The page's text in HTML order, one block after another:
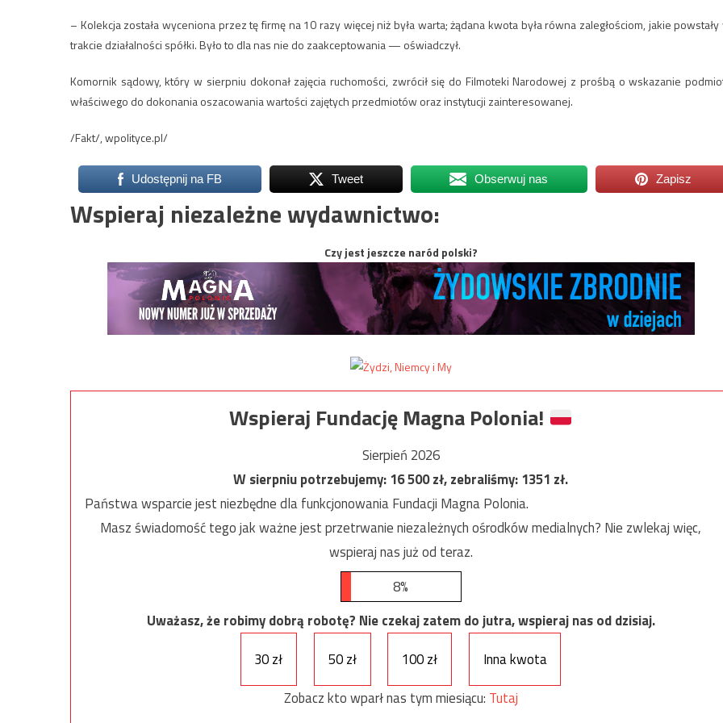
– Kolekcja została wyceniona przez tę firmę na 10 razy więcej niż była warta; żądana kwota była równa zaległościom, jakie
trakcie działalności spółki. Było to dla nas nie do zaakceptowania — oświadczył.
Komornik sądowy, który w sierpniu dokonał zajęcia ruchomości, zwrócił się do Filmoteki Narodowej z prośbą o wskazanie
właściwego do dokonania oszacowania wartości zajętych przedmiotów oraz instytucji zainteresowanej.
/Fakt/, wpolityce.pl/
Udostępnij na FB Tweet Obserwuj nas Zapisz
Wspieraj niezależne wydawnictwo:
Czy jest jeszcze naród polski?
Wspieraj Fundację Magna Polonia!
Sierpień 2026
W sierpniu potrzebujemy:16 500zł, zebraliśmy:1351 zł.
Państwa wsparcie jest niezbędne dla funkcjonowania Fundacji Magna Polonia.
Masz świadomość tego jak ważne jest przetrwanie niezależnych ośrodków medialnych? Nie zwlekaj więc,
wspieraj nas już od teraz.
8%
Uważasz, że robimy dobrą robotę? Nie czekaj zatem do jutra, wspieraj nas od dzisiaj.
30 zł
50 zł 100 zł
Inna kwota
Zobacz kto wparł nas tym miesiącu: Tutaj